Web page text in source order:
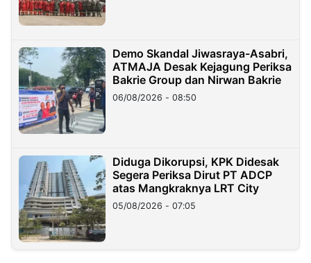
Demo Skandal Jiwasraya-Asabri,
ATMAJA Desak Kejagung Periksa
Bakrie Group dan Nirwan Bakrie
06/08/2026 - 08:50
Diduga Dikorupsi, KPK Didesak
Segera Periksa Dirut PT ADCP
atas Mangkraknya LRT City
05/08/2026 - 07:05